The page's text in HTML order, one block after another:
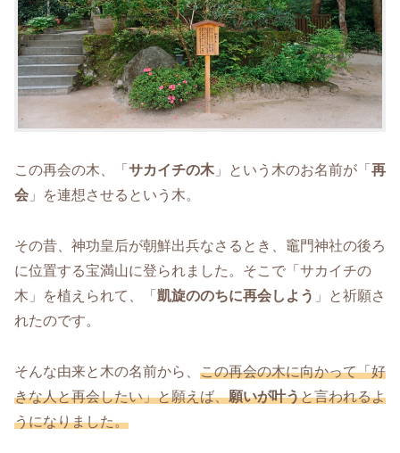
この再会の木、「 サカイチの木 」という木のお名前が「 再
会 」を連想させるという木。
その昔、神功皇后が朝鮮出兵なさるとき、竈門神社の後ろ
に位置する宝満山に登られました。そこで「サカイチの
木」を植えられて、「 凱旋ののちに再会しよう 」と祈願さ
れたのです。
そんな由来と木の名前から、 この再会の木に向かって「好
きな人と再会したい」と願えば、願いが叶うと言われるよ
うになりました。